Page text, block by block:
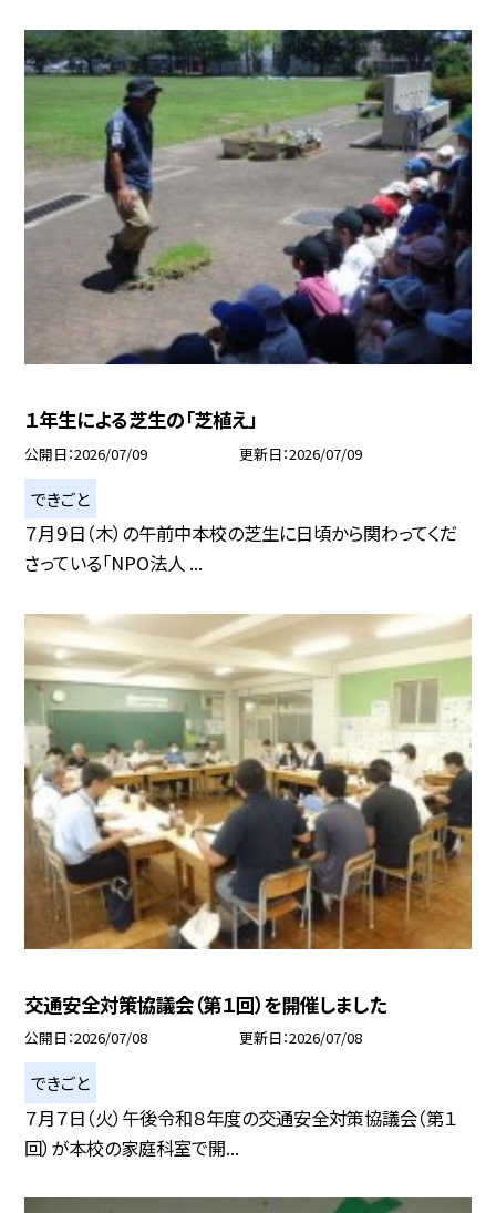
１年生による芝生の「芝植え」
公開日 2026/07/09 更新日 2026/07/09
できごと
７月９日（木）の午前中本校の芝生に日頃から関わってくだ
さっている「NPO法人 ...
交通安全対策協議会（第１回）を開催しました
公開日 2026/07/08 更新日 2026/07/08
できごと
７月７日（火）午後令和８年度の交通安全対策協議会（第１
回）が本校の家庭科室で開...